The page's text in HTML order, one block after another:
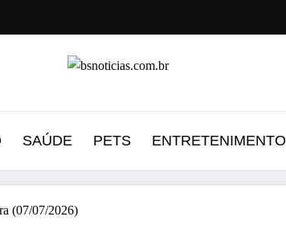
SAÚDE PETS ENTRETENIMENTO
(07/07/2026)